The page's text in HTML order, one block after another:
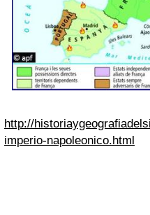
http://
imperio-napoleonico.html